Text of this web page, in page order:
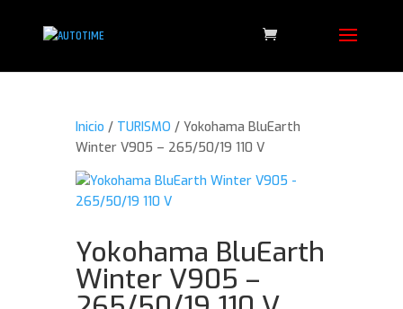
Inicio / TURISMO / Yokohama BluEarth
Winter V905 – 265/50/19 110 V
Yokohama BluEarth
Winter V905 –